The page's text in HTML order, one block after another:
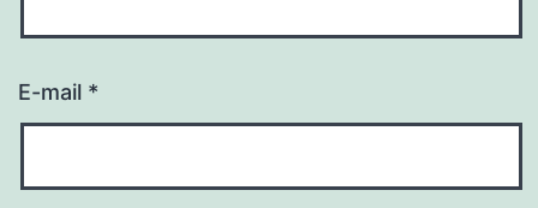
E-mail *